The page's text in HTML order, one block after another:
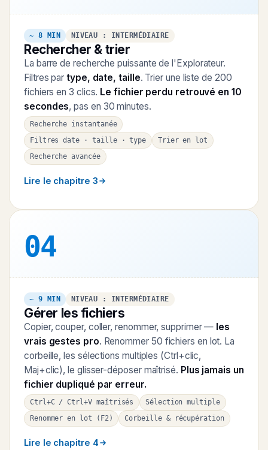
~ 8 MIN NIVEAU : INTERMÉDIAIRE
Rechercher & trier
La barre de recherche puissante de l'Explorateur.
Filtres partype, date, taille. Trier une liste de 200
fichiers en 3 clics. Le fichier perdu retrouvé en 10
secondes, pas en 30 minutes.
Recherche instantanée
Filtres date · taille · type
Trier en lot
Recherche avancée
Lire le chapitre 3
04
~ 9 MIN NIVEAU : INTERMÉDIAIRE
Gérer les fichiers
Copier, couper, coller, renommer, supprimer — les
vrais gestes pro. Renommer 50 fichiers en lot. La
corbeille, les sélections multiples (Ctrl+clic,
Maj+clic), le glisser-déposer maîtrisé. Plus jamais un
fichier dupliqué par erreur.
Ctrl+C / Ctrl+V maîtrisés
Sélection multiple
Renommer en lot (F2)
Corbeille & récupération
Lire le chapitre 4